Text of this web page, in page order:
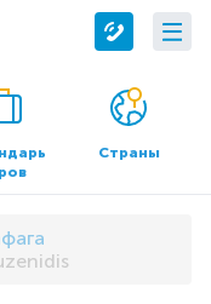
и реквизиты
Страны